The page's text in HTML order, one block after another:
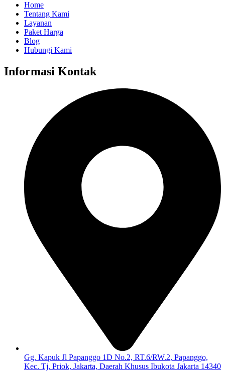
Home
Tentang Kami
Layanan
Paket Harga
Blog
Hubungi Kami
Informasi Kontak
Gg. Kapuk Jl Papanggo 1D No.2, RT.6/RW.2, Papanggo,
Kec. Tj. Priok, Jakarta, Daerah Khusus Ibukota Jakarta 14340